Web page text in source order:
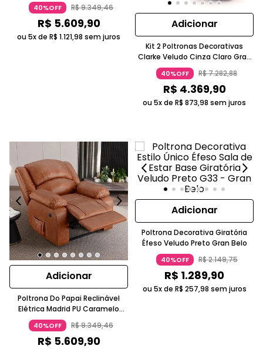
40%OFF R$9.349,46
R$ 5.609,90
ou 5x de R$ 1.121,98 sem juros
Adicionar
Kit 2 Poltronas Decorativas
Clarke Veludo Cinza Claro Gran
Belo
40%OFF R$7.282,88
R$ 4.369,90
ou 5x de R$ 873,98 sem juros
Adicionar
Poltrona Do Papai Reclinável
Elétrica Madrid PU Caramelo
Gran Belo
40%OFF R$9.349,46
R$ 5.609,90
Adicionar
Poltrona Decorativa Giratória
Éfeso Veludo Preto Gran Belo
40%OFF R$2.149,75
R$ 1.289,90
ou 5x de R$ 257,98 sem juros